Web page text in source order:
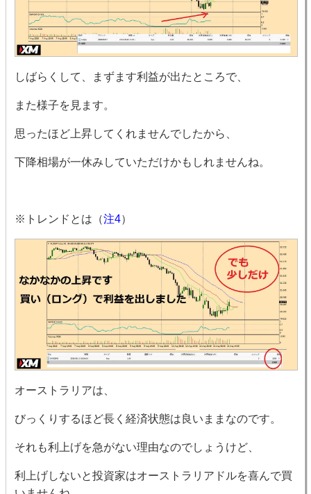
しばらくして、まずます利益が出たところで、
また様子を見ます。
思ったほど上昇してくれませんでしたから、
下降相場が一休みしていただけかもしれませんね。
※トレンドとは（注4）
オーストラリアは、
びっくりするほど長く経済状態は良いままなのです。
それも利上げを急がない理由なのでしょうけど、
利上げしないと投資家はオーストラリアドルを喜んで買